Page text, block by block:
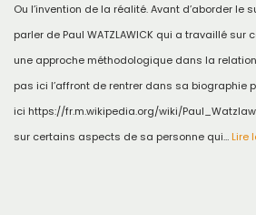
Ou l’invention de la réalité. Avant d’aborder le
parler de Paul WATZLAWICK qui a travaillé sur
une approche méthodologique dans la
pas ici l’affront de rentrer dans sa biographie
ici https://fr.m.wikipedia.org/wiki/
sur certains aspects de sa personne qui… Lire